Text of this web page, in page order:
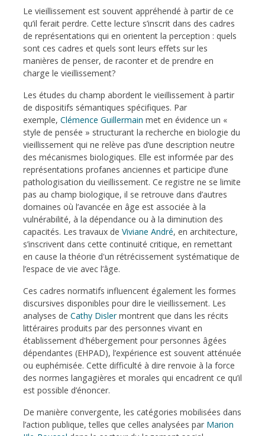
Le vieillissement est souvent appréhendé à partir de ce
qu’il ferait perdre. Cette lecture s’inscrit dans des cadres
de représentations qui en orientent la perception : quels
sont ces cadres et quels sont leurs effets sur les
manières de penser, de raconter et de prendre en
charge le vieillissement?
Les études du champ abordent le vieillissement à partir
de dispositifs sémantiques spécifiques. Par
exemple, Clémence Guillermain met en évidence un «
style de pensée » structurant la recherche en biologie du
vieillissement qui ne relève pas d’une description neutre
des mécanismes biologiques. Elle est informée par des
représentations profanes anciennes et participe d’une
pathologisation du vieillissement. Ce registre ne se limite
pas au champ biologique, il se retrouve dans d’autres
domaines où l’avancée en âge est associée à la
vulnérabilité, à la dépendance ou à la diminution des
capacités. Les travaux de Viviane André, en architecture,
s’inscrivent dans cette continuité critique, en remettant
en cause la théorie d'un rétrécissement systématique de
l’espace de vie avec l’âge.
Ces cadres normatifs influencent également les formes
discursives disponibles pour dire le vieillissement. Les
analyses de Cathy Dislermontrent que dans les récits
littéraires produits par des personnes vivant en
établissement d'hébergement pour personnes âgées
dépendantes (EHPAD), l’expérience est souvent atténuée
ou euphémisée. Cette difficulté à dire renvoie à la force
des normes langagières et morales qui encadrent ce qu’il
est possible d’énoncer.
De manière convergente, les catégories mobilisées dans
l’action publique, telles que celles analysées par Marion